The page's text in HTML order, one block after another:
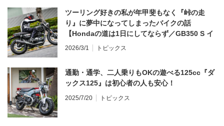
ツーリング好きの私が年甲斐もなく『峠の走
り』に夢中になってしまったバイクの話
【Hondaの道は1日にしてならず／GB350 S イ
ンプレ・レビュー 前編】
2026/3/1 トピックス
通勤・通学、二人乗りもOKの遊べる125cc『ダ
ックス125』は初心者の人も安心！
2025/7/20 トピックス